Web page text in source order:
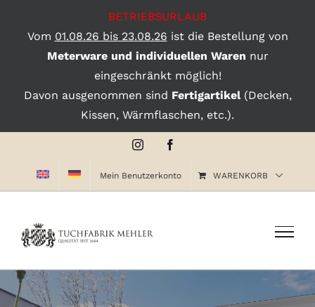
BETRIEBSURLAUB
Vom 01.08.26 bis 23.08.26 ist die Bestellung von
Meterware und individuellen Waren nur
eingeschränkt möglich!
Davon ausgenommen sind Fertigartikel(Decken,
Kissen, Wärmflaschen, etc.).
springen
Instagram
Mein Benutzerkonto WARENKORB